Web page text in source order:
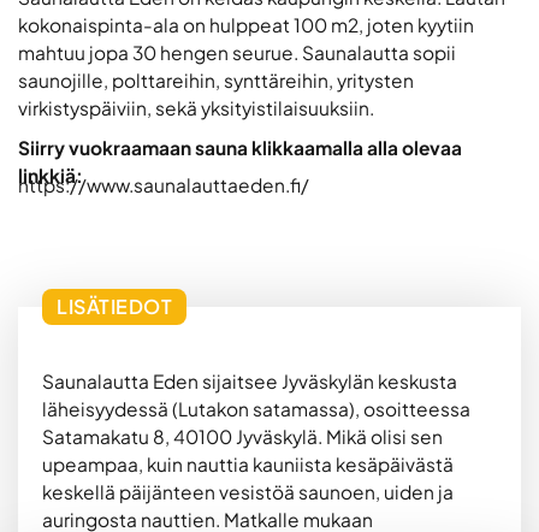
kokonaispinta-ala on hulppeat 100 m2, joten kyytiin
mahtuu jopa 30 hengen seurue. Saunalautta sopii
saunojille, polttareihin, synttäreihin, yritysten
virkistyspäiviin, sekä yksityistilaisuuksiin.
Siirry vuokraamaan sauna klikkaamalla alla olevaa
linkkiä:
https://www.saunalauttaeden.fi/
LISÄTIEDOT
Saunalautta Eden sijaitsee Jyväskylän keskusta
läheisyydessä (Lutakon satamassa), osoitteessa
Satamakatu 8, 40100 Jyväskylä. Mikä olisi sen
upeampaa, kuin nauttia kauniista kesäpäivästä
keskellä päijänteen vesistöä saunoen, uiden ja
auringosta nauttien. Matkalle mukaan